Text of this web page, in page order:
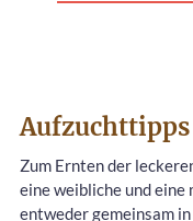
Aufzuchttipps
Zum Ernten der
eine weibliche und eine
entweder gemeinsam